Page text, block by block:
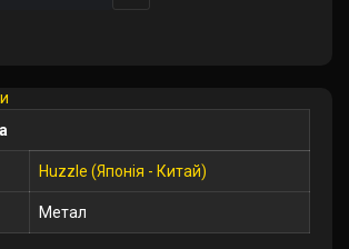
Huzzle (Японія - Китай)
Метал